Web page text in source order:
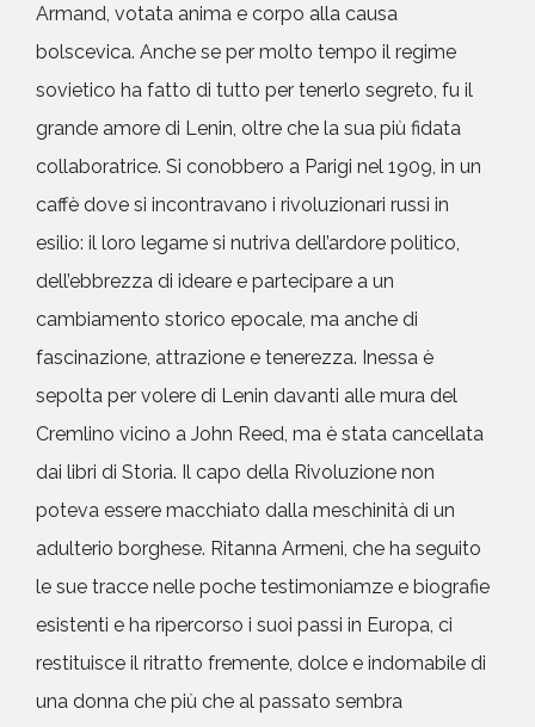
Armand, votata anima e corpo alla causa
bolscevica. Anche se per molto tempo il regime
sovietico ha fatto di tutto per tenerlo segreto, fu il
grande amore di Lenin, oltre che la sua più fidata
collaboratrice. Si conobbero a Parigi nel 1909, in un
caffè dove si incontravano i rivoluzionari russi in
esilio: il loro legame si nutriva dell’ardore politico,
dell’ebbrezza di ideare e partecipare a un
cambiamento storico epocale, ma anche di
fascinazione, attrazione e tenerezza. Inessa è
sepolta per volere di Lenin davanti alle mura del
Cremlino vicino a John Reed, ma è stata cancellata
dai libri di Storia. Il capo della Rivoluzione non
poteva essere macchiato dalla meschinità di un
adulterio borghese. Ritanna Armeni, che ha seguito
le sue tracce nelle poche testimoniamze e biografie
esistenti e ha ripercorso i suoi passi in Europa, ci
restituisce il ritratto fremente, dolce e indomabile di
una donna che più che al passato sembra